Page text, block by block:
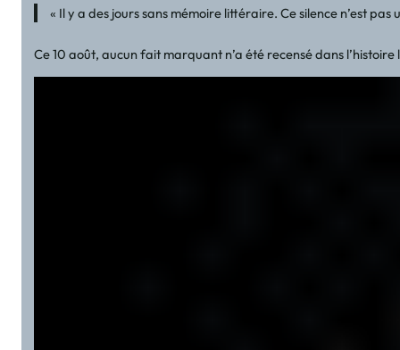
« Il y a des jours sans mémoire littéraire. Ce silence n’est
Ce 10 août, aucun fait marquant n’a été recensé dans